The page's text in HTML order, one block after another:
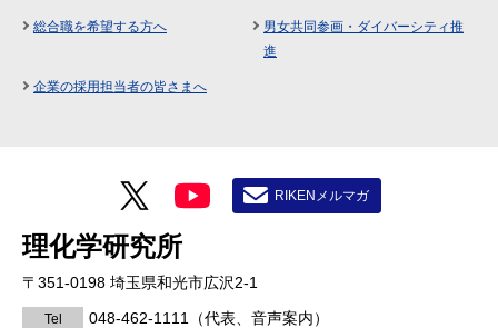
総合職を希望する方へ
男女共同参画・ダイバーシティ推
進
企業の採用担当者の皆さまへ
理化学研究所
〒351-0198 埼玉県和光市広沢2-1
Tel 048-462-1111 （代表、音声案内）
RIKENメルマガ